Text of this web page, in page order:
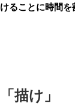
けることに時間を
「描け」